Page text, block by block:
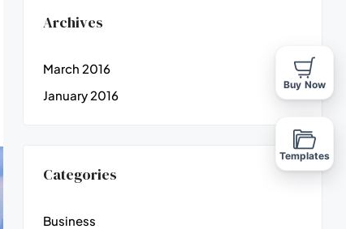
Archives
March 2016
January 2016
Categories
Business
Buy Now
Templates